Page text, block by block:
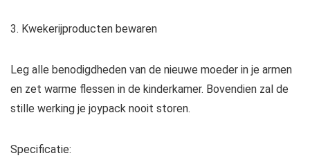
3. Kwekerijproducten bewaren
Leg alle benodigdheden van de nieuwe moeder in je armen
en zet warme flessen in de kinderkamer. Bovendien zal de
stille werking je joypack nooit storen.
Specificatie: